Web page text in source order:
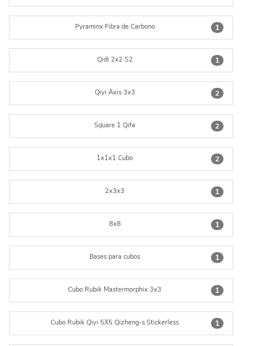
1
Pyraminx Fibra de Carbono
1
Qidi 2x2 S2
2
Qiyi Axis 3x3
2
Square 1 Qifa
2
1x1x1 Cubo
1
2x3x3
1
8x8
1
Bases para cubos
1
Cubo Rubik Mastermorphix 3x3
1
Cubo Rubik Qiyi 5X5 Qizheng-s Stickerless